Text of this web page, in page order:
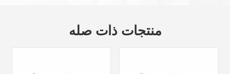
منتجات ذات صله